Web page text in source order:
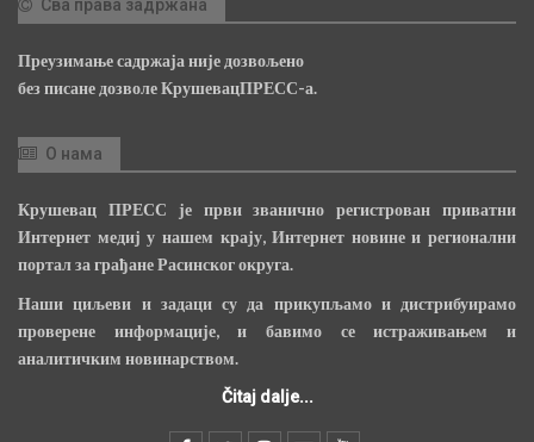
Сва права задржана
Преузимање садржаја није дозвољено
без писане дозволе КрушевацПРЕСС-а.
О нама
Крушевац ПРЕСС је први званично регистрован приватни
Интернет медиј у нашем крају, Интернет новине и регионални
портал за грађане Расинског округа.
Наши циљеви и задаци су да прикупљамо и дистрибуирамо
проверене информације, и бавимо се истраживањем и
аналитичким новинарством.
Čitaj dalje...